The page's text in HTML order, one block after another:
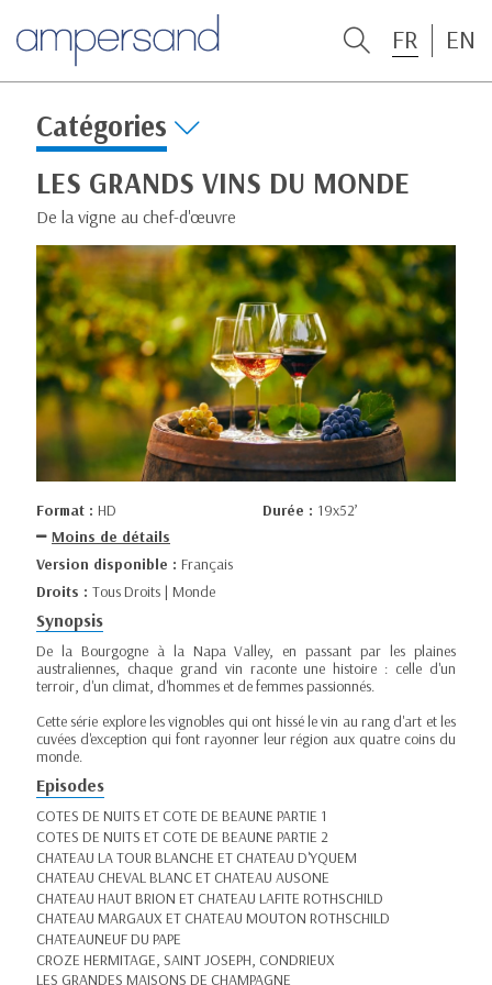
FR EN
Catégories
LES GRANDS VINS DU MONDE
De la vigne au chef-d'œuvre
Format : HD Durée : 19x52’
Moins de détails
Version disponible : Français
Droits : Tous Droits | Monde
Synopsis
De la Bourgogne à la Napa Valley, en passant par les plaines
australiennes, chaque grand vin raconte une histoire : celle d'un
terroir, d'un climat, d'hommes et de femmes passionnés.
Cette série explore les vignobles qui ont hissé le vin au rang d'art et les
cuvées d'exception qui font rayonner leur région aux quatre coins du
monde.
Episodes
COTES DE NUITS ET COTE DE BEAUNE PARTIE 1
COTES DE NUITS ET COTE DE BEAUNE PARTIE 2
CHATEAU LA TOUR BLANCHE ET CHATEAU D'YQUEM
CHATEAU CHEVAL BLANC ET CHATEAU AUSONE
CHATEAU HAUT BRION ET CHATEAU LAFITE ROTHSCHILD
CHATEAU MARGAUX ET CHATEAU MOUTON ROTHSCHILD
CHATEAUNEUF DU PAPE
CROZE HERMITAGE, SAINT JOSEPH, CONDRIEUX
LES GRANDES MAISONS DE CHAMPAGNE